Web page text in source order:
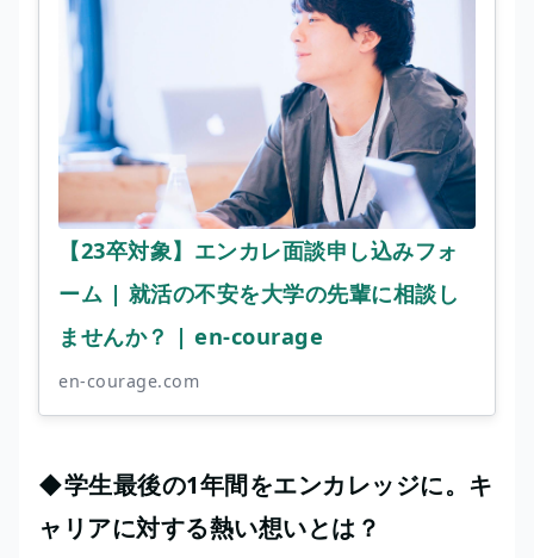
【23卒対象】エンカレ面談申し込みフォ
ーム | 就活の不安を大学の先輩に相談し
ませんか？ | en-courage
en-courage.com
◆学生最後の1年間をエンカレッジに。キ
ャリアに対する熱い想いとは？